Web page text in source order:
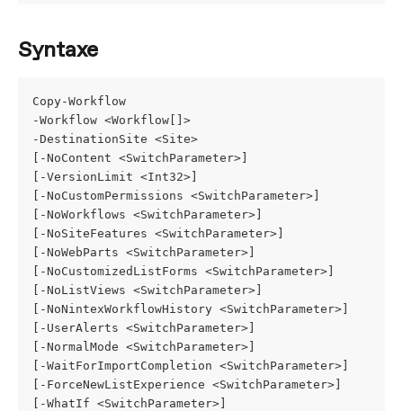
Syntaxe
Copy-Workflow
-Workflow <Workflow[]>
-DestinationSite <Site>
[-NoContent <SwitchParameter>]
[-VersionLimit <Int32>]
[-NoCustomPermissions <SwitchParameter>]
[-NoWorkflows <SwitchParameter>]
[-NoSiteFeatures <SwitchParameter>]
[-NoWebParts <SwitchParameter>]
[-NoCustomizedListForms <SwitchParameter>]
[-NoListViews <SwitchParameter>]
[-NoNintexWorkflowHistory <SwitchParameter>]
[-UserAlerts <SwitchParameter>]
[-NormalMode <SwitchParameter>]
[-WaitForImportCompletion <SwitchParameter>]
[-ForceNewListExperience <SwitchParameter>]
[-WhatIf <SwitchParameter>]